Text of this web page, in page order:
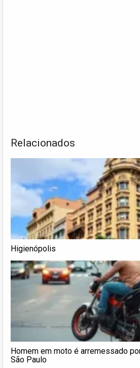
Relacionados
Higienópolis
Homem em moto é arremessado
São Paulo